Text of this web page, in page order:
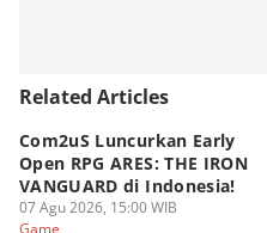
Related Articles
Com2uS Luncurkan Early
Open RPG ARES: THE IRON
VANGUARD di Indonesia!
07 Agu 2026, 15:00 WIB
Game